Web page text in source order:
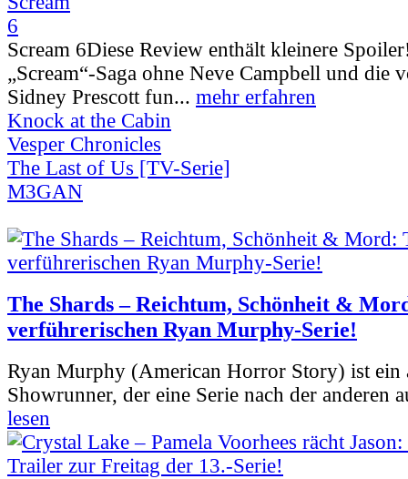
Scream 6Diese Review enthält kleinere
„Scream“-Saga ohne Neve Campbell und die
Sidney Prescott fun... mehr erfahren
Knock at the Cabin
Vesper Chronicles
The Last of Us [TV-Serie]
M3GAN
The Shards – Reichtum, Schönheit &
verführerischen Ryan Murphy-Serie!
Ryan Murphy (American Horror Story) ist ein
Showrunner, der eine Serie nach der anderen
lesen